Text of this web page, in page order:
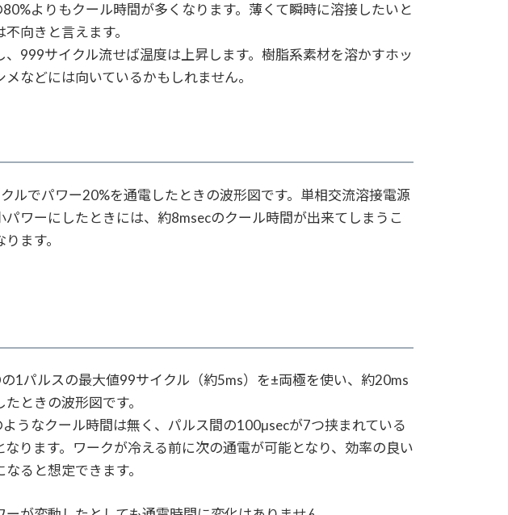
よりもクール時間が多くなります。薄くて瞬時に溶接したいと
不向きと言えます。
、999サイクル流せば温度は上昇します。樹脂系素材を溶かすホッ
メなどには向いているかもしれません。
ルでパワー20%を通電したときの波形図です。単相交流溶接電源
パワーにしたときには、約8msecのクール時間が出来てしまうこ
ります。
1パルスの最大値99サイクル（約5ms）を±両極を使い、約20ms
たときの波形図です。
うなクール時間は無く、パルス間の100μsecが7つ挟まれている
なります。ワークが冷える前に次の通電が可能となり、効率の良い
なると想定できます。